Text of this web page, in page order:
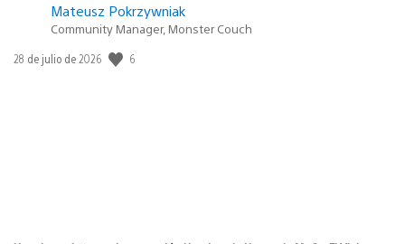
Mateusz Pokrzywniak
Community Manager, Monster Couch
Fecha
28 de julio de 2026 6